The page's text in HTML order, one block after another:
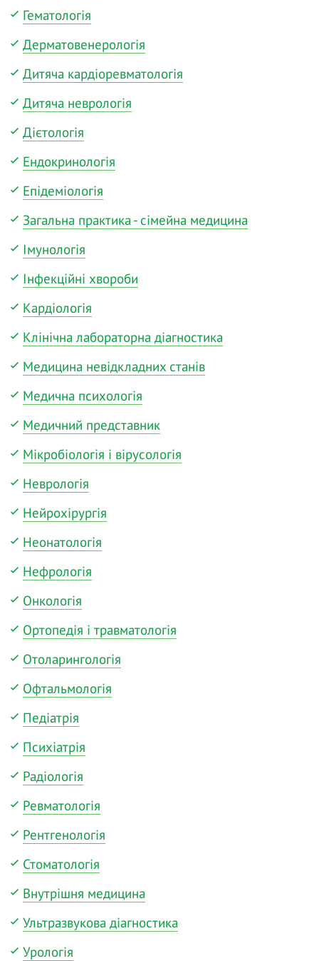
Гематологія
Дерматовенерологія
Дитяча кардіоревматологія
Дитяча неврологія
Дієтологія
Ендокринологія
Епідеміологія
Загальна практика - сімейна медицина
Імунологія
Інфекційні хвороби
Кардіологія
Клінічна лабораторна діагностика
Медицина невідкладних станів
Медична психологія
Медичний представник
Мікробіологія і вірусологія
Неврологія
Нейрохірургія
Неонатологія
Нефрологія
Онкологія
Ортопедія і травматологія
Отоларингологія
Офтальмологія
Педіатрія
Психіатрія
Радіологія
Ревматологія
Рентгенологія
Стоматологія
Внутрішня медицина
Ультразвукова діагностика
Урологія